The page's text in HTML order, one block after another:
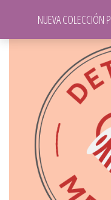
NUEVA COLECCIÓN